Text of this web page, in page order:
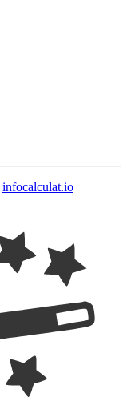
infocalculat.io